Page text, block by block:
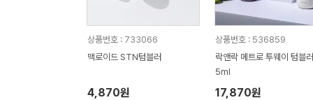
상품번호 : 733066
맥로이드 STN텀블러
4,870원
상품번호 : 536859
락앤락 메트로 투웨이 텀블
5ml
17,870원